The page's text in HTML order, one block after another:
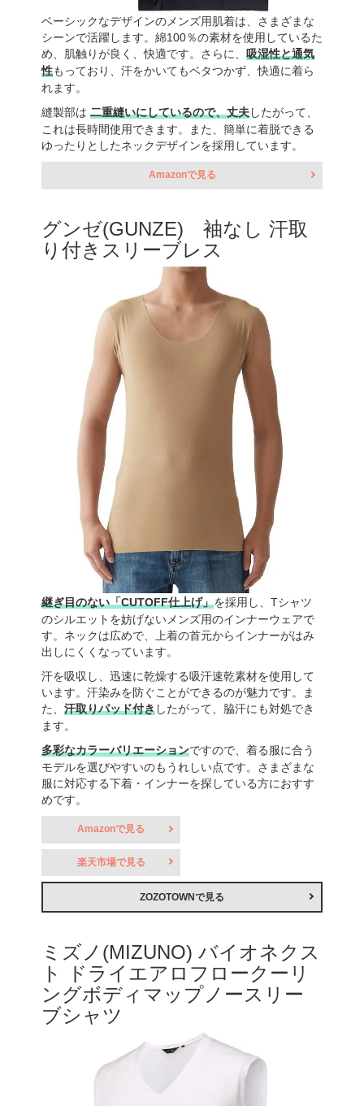
ベーシックなデザインのメンズ用肌着は、さまざまな
シーンで活躍します。綿100％の素材を使用しているた
め、肌触りが良く、快適です。さらに、 吸湿性と通気
性もっており、汗をかいてもベタつかず、快適に着ら
れます。
縫製部は 二重縫いにしているので、丈夫したがって、
これは長時間使用できます。また、簡単に着脱できる
ゆったりとしたネックデザインを採用しています。
Amazonで見る
グンゼ(GUNZE) 袖なし 汗取
り付きスリーブレス
継ぎ目のない「CUTOFF仕上げ」を採用し、Tシャツ
のシルエットを妨げないメンズ用のインナーウェアで
す。ネックは広めで、上着の首元からインナーがはみ
出しにくくなっています。
汗を吸収し、迅速に乾燥する吸汗速乾素材を使用して
います。汗染みを防ぐことができるのが魅力です。ま
た、 汗取りパッド付きしたがって、脇汗にも対処でき
ます。
多彩なカラーバリエーションですので、着る服に合う
モデルを選びやすいのもうれしい点です。さまざまな
服に対応する下着・インナーを探している方におすす
めです。
Amazonで見る
楽天市場で見る
ZOZOTOWNで見る
ミズノ(MIZUNO) バイオネクス
ト ドライエアロフロークーリ
ングボディマップノースリー
ブシャツ